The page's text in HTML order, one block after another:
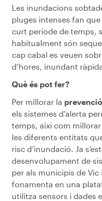
Les inundacions
pluges intenses fan que
curt període de temps,
habitualment són
cap cabal es veuen
d’hores, inundant
Què és pot fer?
Per millorar la prevenció
els sistemes d’alerta
temps, així com
les diferents entitats
risc d’inundació. Ja
desenvolupament de
per als municipis de
fonamenta en una
utilitza sensors i dades